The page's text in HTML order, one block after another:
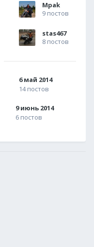
Mpak
9 постов
stas467
8 постов
6 май 2014
14 постов
9 июнь 2014
6 постов